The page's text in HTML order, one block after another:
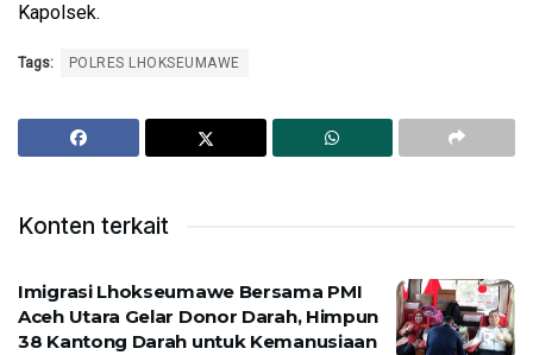
Kapolsek.
Tags: POLRES LHOKSEUMAWE
Konten terkait
Imigrasi Lhokseumawe Bersama PMI
Aceh Utara Gelar Donor Darah, Himpun
38 Kantong Darah untuk Kemanusiaan